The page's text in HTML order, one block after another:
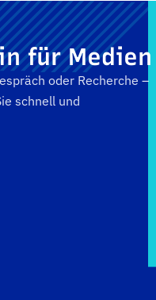
für Medien
oder Recherche –
schnell und